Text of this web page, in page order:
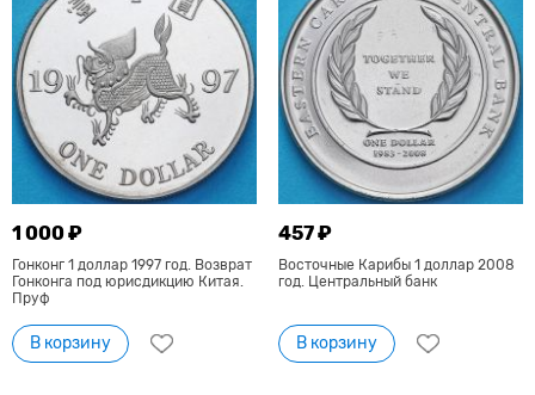
1 000 ₽
Гонконг 1 доллар 1997 год. Возврат
Гонконга под юрисдикцию Китая.
Пруф
В корзину
457 ₽
Восточные Карибы 1 доллар 2008
год. Центральный банк
В корзину